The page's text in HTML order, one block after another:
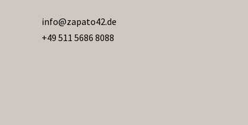
info@zapato42.de
+49 511 5686 8088